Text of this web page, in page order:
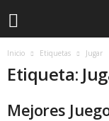
Inicio Etiquetas Jugar
Etiqueta:
Mejores